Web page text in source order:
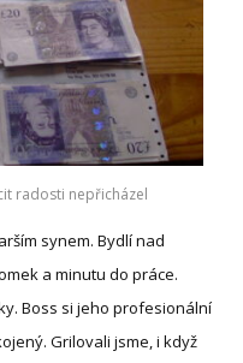
radosti nepřicházel
synem. Bydlí nad
a minutu do práce.
Boss si jeho profesionální
Grilovali jsme, i když